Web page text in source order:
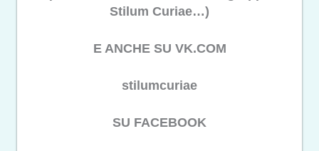
Stilum Curiae…)
E ANCHE SU VK.COM
stilumcuriae
SU FACEBOOK